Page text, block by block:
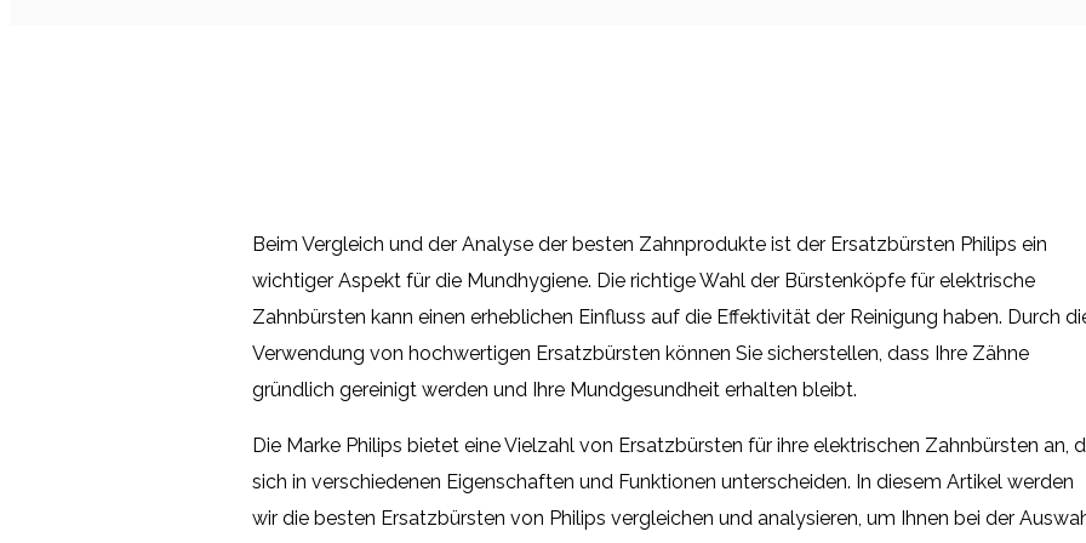
Beim Vergleich und der Analyse der besten Zahnprodukte ist der Ersatzbürsten Philips ein
wichtiger Aspekt für die Mundhygiene. Die richtige Wahl der Bürstenköpfe für elektrische
Zahnbürsten kann einen erheblichen Einfluss auf die Effektivität der Reinigung haben. Durch
Verwendung von hochwertigen Ersatzbürsten können Sie sicherstellen, dass Ihre Zähne
gründlich gereinigt werden und Ihre Mundgesundheit erhalten bleibt.
Die Marke Philips bietet eine Vielzahl von Ersatzbürsten für ihre elektrischen Zahnbürsten an,
sich in verschiedenen Eigenschaften und Funktionen unterscheiden. In diesem Artikel werden
wir die besten Ersatzbürsten von Philips vergleichen und analysieren, um Ihnen bei der